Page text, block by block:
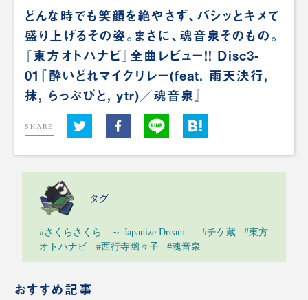
どんな時でも笑顔を絶やさず、バシッとキメて
盛り上げるその姿。まさに、魂音泉そのもの。
『東方オトハナビ』全曲レビュー!! Disc3-
01『酔いどれマイクリレー(feat. 雨天決行,
抹, らっぷびと, ytr)／魂音泉』
SHARE
タグ
#さくらさくら ～ Japanize Dream... #チケ蔵
#東方
オトハナビ
#西行寺幽々子 #魂音泉
おすすめ記事